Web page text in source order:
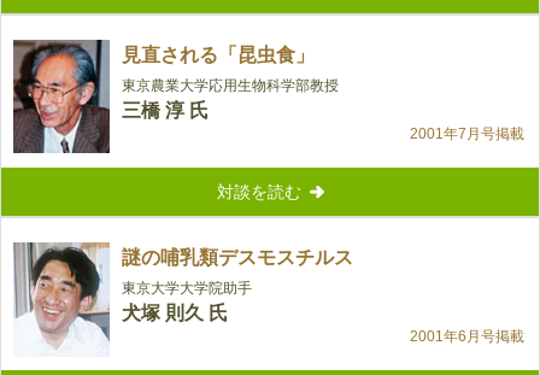
見直される「昆虫食」
東京農業大学応用生物科学部教授
三橋 淳 氏
2001年7月号掲載
対談を読む
謎の哺乳類デスモスチルス
東京大学大学院助手
犬塚 則久 氏
2001年6月号掲載